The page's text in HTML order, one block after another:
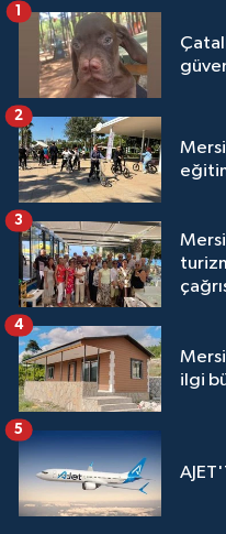
1
2
3
ilgi
4
5